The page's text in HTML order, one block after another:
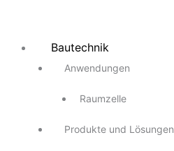
Bautechnik
Anwendungen
Raumzelle
Produkte und Lösungen